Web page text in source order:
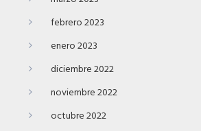
febrero 2023
enero 2023
diciembre 2022
noviembre 2022
octubre 2022